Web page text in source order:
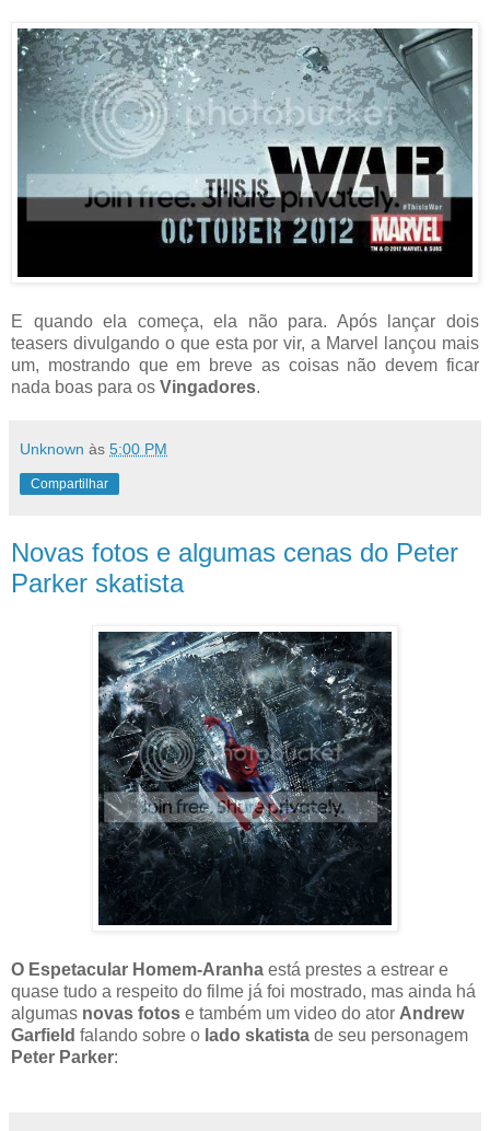
E quando ela começa, ela não para. Após lançar dois
teasers divulgando o que esta por vir, a Marvel lançou mais
um, mostrando que em breve as coisas não devem ficar
nada boas para os Vingadores.
Unknown às 5:00 PM
Compartilhar
Novas fotos e algumas cenas do Peter
Parker skatista
O Espetacular Homem-Aranha está prestes a estrear e
quase tudo a respeito do filme já foi mostrado, mas ainda há
algumas novas fotos e também um video do ator Andrew
Garfield falando sobre o lado skatista de seu personagem
Peter Parker: